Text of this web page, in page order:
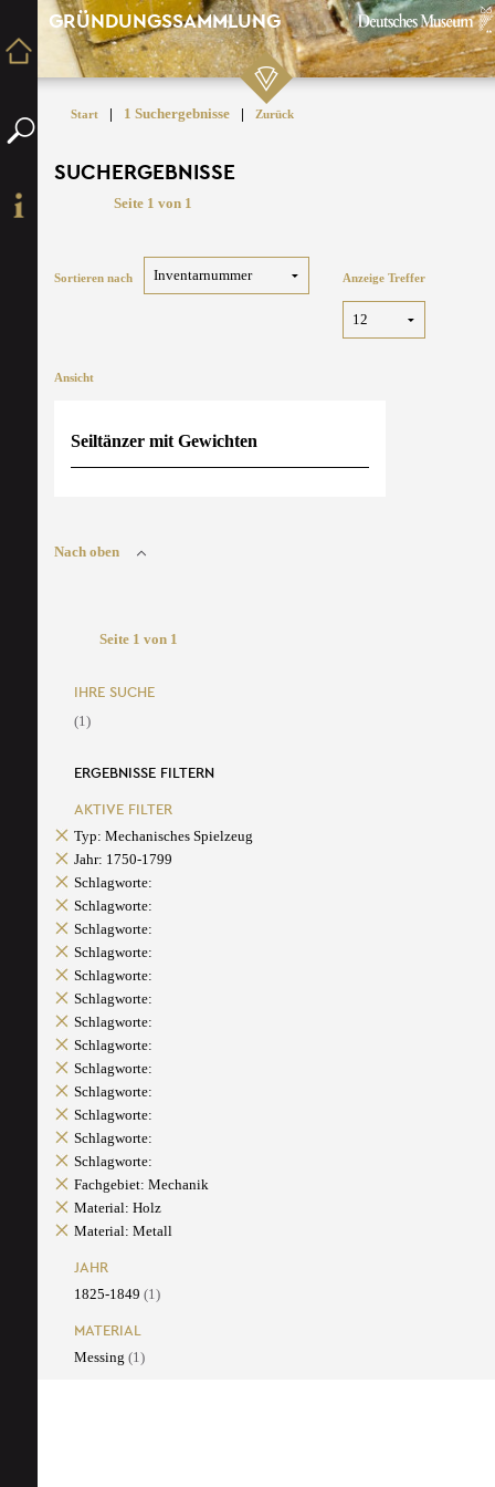
GRÜNDUNGSSAMMLUNG
Start | 1 Suchergebnisse | Zurück
SUCHERGEBNISSE
Seite 1 von 1
Sortieren nach Anzeige Treffer
Ansicht
Seiltänzer mit Gewichten
Nach oben
Seite 1 von 1
IHRE SUCHE
(1)
ERGEBNISSE FILTERN
AKTIVE FILTER
Typ: Mechanisches Spielzeug
Jahr: 1750-1799
Schlagworte:
Schlagworte:
Schlagworte:
Schlagworte:
Schlagworte:
Schlagworte:
Schlagworte:
Schlagworte:
Schlagworte:
Schlagworte:
Schlagworte:
Schlagworte:
Schlagworte:
Fachgebiet: Mechanik
Material: Holz
Material: Metall
JAHR
1825-1849 (1)
MATERIAL
Messing (1)